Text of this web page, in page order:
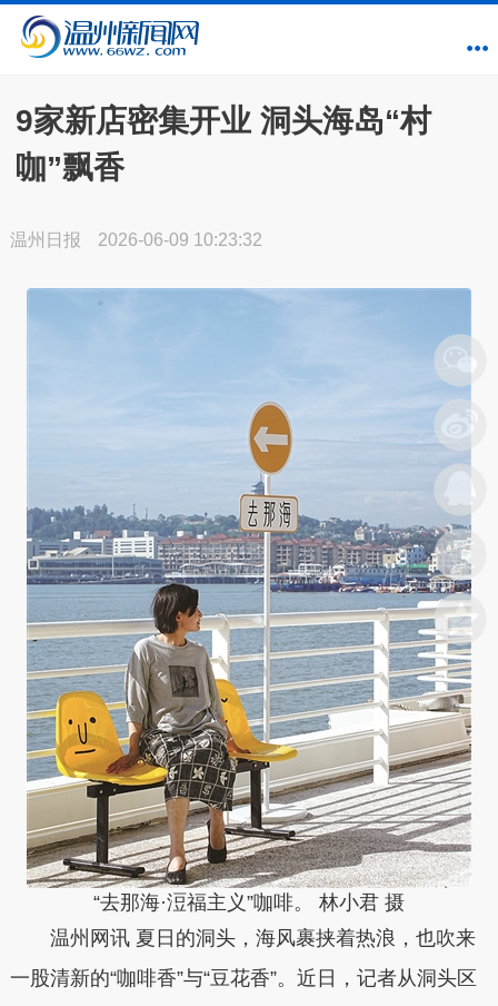
9家新店密集开业 洞头海岛“村
咖”飘香
温州日报 2026-06-09 10:23:32
“去那海·浢福主义”咖啡。 林小君 摄
温州网讯 夏日的洞头，海风裹挟着热浪，也吹来
一股清新的“咖啡香”与“豆花香”。近日，记者从洞头区